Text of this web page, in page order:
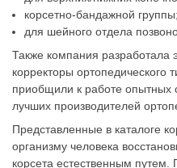
корсетно-бандажной группы;
для шейного отдела
Также компания
корректоры ортопедического
приобщили к работе опытных
лучших производителей
Представленные в каталоге
организму человека
корсета естественным путем.